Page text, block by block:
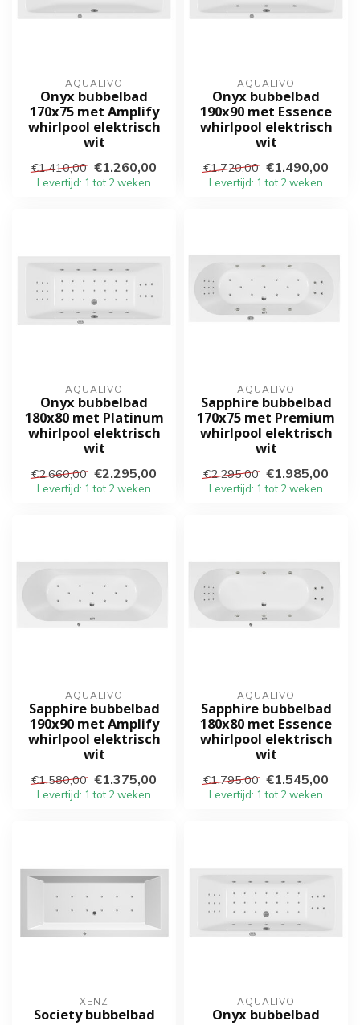
AQUALIVO
Onyx bubbelbad
170x75 met Amplify
whirlpool elektrisch
wit
€1.410,00 €1.260,00
Levertijd: 1 tot 2 weken
AQUALIVO
Onyx bubbelbad
190x90 met Essence
whirlpool elektrisch
wit
€1.720,00 €1.490,00
Levertijd: 1 tot 2 weken
AQUALIVO
Onyx bubbelbad
180x80 met Platinum
whirlpool elektrisch
wit
€2.660,00 €2.295,00
Levertijd: 1 tot 2 weken
AQUALIVO
Sapphire bubbelbad
170x75 met Premium
whirlpool elektrisch
wit
€2.295,00 €1.985,00
Levertijd: 1 tot 2 weken
AQUALIVO
Sapphire bubbelbad
190x90 met Amplify
whirlpool elektrisch
wit
€1.580,00 €1.375,00
Levertijd: 1 tot 2 weken
AQUALIVO
Sapphire bubbelbad
180x80 met Essence
whirlpool elektrisch
wit
€1.795,00 €1.545,00
Levertijd: 1 tot 2 weken
XENZ
Society bubbelbad
AQUALIVO
Onyx bubbelbad